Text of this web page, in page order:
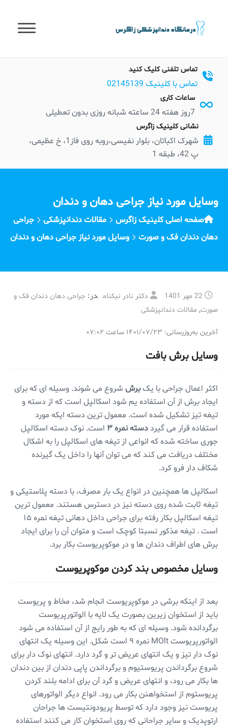
content
تماس تلفنی کلیک کنید
تماس با کلینیک 02145139
ساعات کاری
7روز هفته 24 ساعته شبانه روزی بدون تعطیلی
نشانی کلینیک زاگرس
شهرک اکباتان، بلوار نفیسی،روبه روی فاز1، خ عظیمی،
پ 42، طبقه 1
وسایل مورد نیاز جراحی دهان و دندان
صفحه اصلی کلینیک زاگرس مقالات دندانپزشکی
جراحی
دهان دندان فک و صورت
وسایل مورد نیاز جراحی دهان و دندان
22 مهر 1401 دکتر نادر نیکنام در: جراحی دهان دندان فک و
صورت, مقالات دندانپزشکی
آخرین به‌روزرسانی: ۱۴۰۱/۰۷/۲۳ ساعت ۰۷:۰۲
وسایل برش بافت
اکثر اعمال جراحی با یکبرش شروع می شوند. وسیله ای که برای
ایجاد برش از آن استفاده یم شود اسکالپل است که از دسته و
تیغه تیز تشکیل شده است. معمول ترین دسته ایکه مورد
استفاده قرار می گیرددسته نمره ۳
است. نوک دسته اسکالپل
جوری ساخته شده که انواعی از تیغه های اسکالپل را به اشکال
مختلف دریافت می کند که می توان آنها را داخل یک گیرنده
شکاف دار فرو کرد.
اسکالپل ها همچنین در انواع یک بار مصرف، با دسته پلاستیکی و
تیغه ثابت شده روی دسته نیز در دسترس هستند. معمول ترین
تیغه اسکالپل بکار رفته برای جراحی داخل دهانی تیغه نمره ۱۵
است . تیغه مذکور نسبتا کوچک است و متوان آن را برای ایجاد
برش های اطراف دندان ها و در موکوپریوست بکار برد.
وسایل مخصوص بند کردن موکوپریوست
بعد از اینکه برشی در موکوپریوست انجام شد، مخاط و پریوست
باید از استخوان زیرین بصورت یک لایه با الواتورپریوست
برگردانده شود. وسیله ای که به طور رایج از آن استفاده می شود
الواتورپریوست MOlt نمره ۹ است شکل. این وسیله یک انتهای
نوک دار تیز و یک انتهای عریض تر و گرد دارد. انتهای نوک دار برای
شروع برگرداندن پریوستیوم و برگرداندن پاپی دندان از بین دندان
ها بکار می رود، و انتهای عریض و گرد آن برای ادامه بلند کردن
پریوستوم از استخواهنن بکار می رود. انواع دیگر الواتورهای
پریوست نیز وجود دارد که توسط پریودونتیست ها جراحان
ارتوپدیک و سایر جراحانی که روی استخوان کار می کنند استفاده